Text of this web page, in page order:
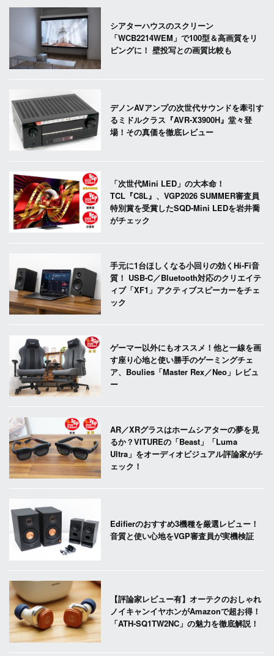
シアターハウスのスクリーン
「WCB2214WEM」で100型＆高画質をリ
ビングに！ 壁投写との画質比較も
デノンAVアンプの次世代サウンドを牽引す
るミドルクラス『AVR-X3900H』堂々登
場！その真価を徹底レビュー
「次世代Mini LED」の大本命！
TCL『C8L』、VGP2026 SUMMER審査員
特別賞を受賞したSQD-Mini LEDを岩井喬
がチェック
手元に1台ほしくなる小回りの効くHi-Fi音
質！ USB-C／Bluetooth対応のクリエイテ
ィブ「XF1」アクティブスピーカーをチェ
ック
ゲーマー以外にもオススメ！他と一線を画
す座り心地と使い勝手のゲーミングチェ
ア、Boulies「Master Rex／Neo」レビュ
ー
AR／XRグラスはホームシアターの夢を見
るか？VITUREの「Beast」「Luma
Ultra」をオーディオビジュアル評論家がチ
ェック！
Edifierのおすすめ3機種を厳選レビュー！
音質と使い心地をVGP審査員が実機検証
【評論家レビュー有】オーテクのおしゃれ
ノイキャンイヤホンがAmazonで超お得！
「ATH-SQ1TW2NC」の魅力を徹底解説！